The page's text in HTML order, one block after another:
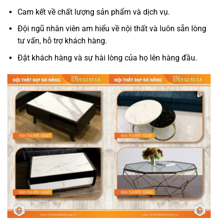
Cam kết về chất lượng sản phẩm và dịch vụ.
Đội ngũ nhân viên am hiểu về nội thất và luôn sẵn lòng
tư vấn, hỗ trợ khách hàng.
Đặt khách hàng và sự hài lòng của họ lên hàng đầu.